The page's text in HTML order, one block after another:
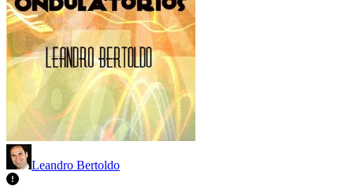
Leandro Bertoldo